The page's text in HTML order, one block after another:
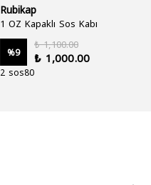
Rubikap
1 OZ Kapaklı Sos Kabı
%9
₺ 1,100.00
₺ 1,000.00
2 sos80